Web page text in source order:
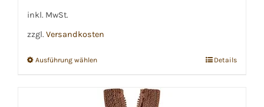
inkl. MwSt.
zzgl. Versandkosten
Ausführung wählenDieses
weist
Details